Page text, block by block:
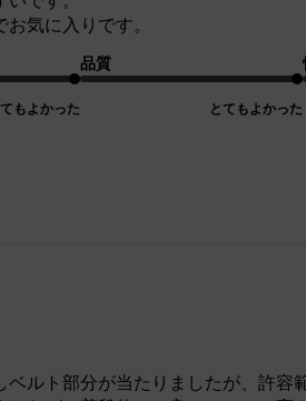
気に入りです。
もよかった
品質
とてもよかった
ルト部分が当たりましたが、許容